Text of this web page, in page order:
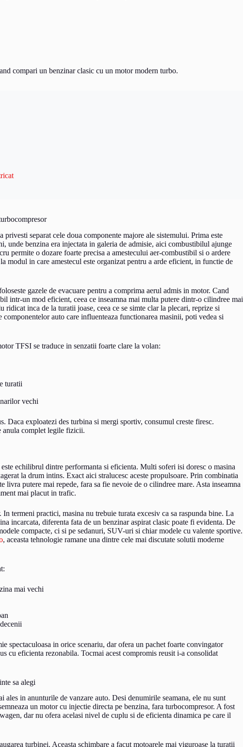
compari un benzinar clasic cu un motor modern turbo.
separat cele doua componente majore ale sistemului. Prima este
unde benzina era injectata in galeria de admisie, aici combustibilul ajunge
permite o dozare foarte precisa a amestecului aer-combustibil si o ardere
modul in care amestecul este organizat pentru a arde eficient, in functie de
gazele de evacuare pentru a comprima aerul admis in motor. Cand
intr-un mod eficient, ceea ce inseamna mai multa putere dintr-o cilindree mai
inca de la turatii joase, ceea ce se simte clar la plecari, reprize si
componentelor auto care influenteaza functionarea masinii, poti vedea si
TFSI se traduce in senzatii foarte clare la volan:
turatii
vechi
Daca exploatezi des turbina si mergi sportiv, consumul creste firesc.
anula complet legile fizicii.
echilibrul dintre performanta si eficienta. Multi soferi isi doresc o masina
la drum intins. Exact aici stralucesc aceste propulsoare. Prin combinatia
livra putere mai repede, fara sa fie nevoie de o cilindree mare. Asta inseamna
mai placut in trafic.
termeni practici, masina nu trebuie turata excesiv ca sa raspunda bine. La
incarcata, diferenta fata de un benzinar aspirat clasic poate fi evidenta. De
compacte, ci si pe sedanuri, SUV-uri si chiar modele cu valente sportive.
, aceasta tehnologie ramane una dintre cele mai discutate solutii moderne
mai vechi
spectaculoasa in orice scenariu, dar ofera un pachet foarte convingator
cu eficienta rezonabila. Tocmai acest compromis reusit i-a consolidat
sa alegi
in anunturile de vanzare auto. Desi denumirile seamana, ele nu sunt
un motor cu injectie directa pe benzina, fara turbocompresor. A fost
dar nu ofera acelasi nivel de cuplu si de eficienta dinamica pe care il
turbinei. Aceasta schimbare a facut motoarele mai viguroase la turatii